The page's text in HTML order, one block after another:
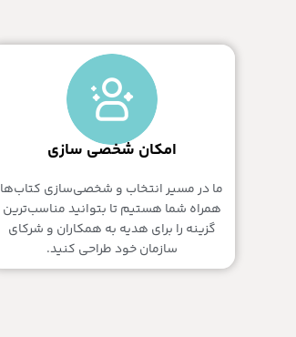
امکان شخصی سازی
ما در مسیر انتخاب و شخصی‌سازی کتاب‌ها
همراه شما هستیم تا بتوانید مناسب‌ترین
گزینه را برای هدیه به همکاران و شرکای
سازمان خود طراحی کنید.